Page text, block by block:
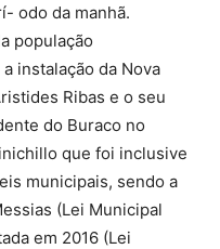
odo da manhã.
população
instalação da Nova
Ribas e o seu
do Buraco no
que foi inclusive
municipais, sendo a
(Lei Municipal
em 2016 (Lei